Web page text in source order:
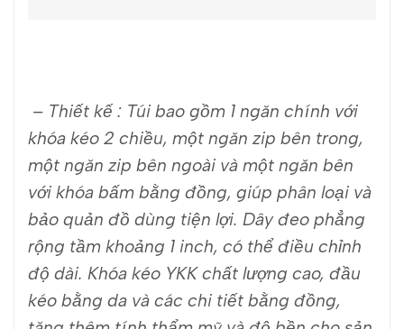
– Thiết kế : Túi bao gồm 1 ngăn chính với
khóa kéo 2 chiều, một ngăn zip bên trong,
một ngăn zip bên ngoài và một ngăn bên
với khóa bấm bằng đồng, giúp phân loại và
bảo quản đồ dùng tiện lợi. Dây đeo phẳng
rộng tầm khoảng 1 inch, có thể điều chỉnh
độ dài. Khóa kéo YKK chất lượng cao, đầu
kéo bằng da và các chi tiết bằng đồng,